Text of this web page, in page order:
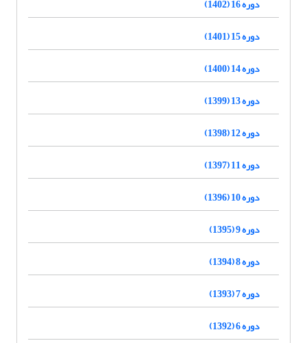
دوره 16 (1402)
دوره 15 (1401)
دوره 14 (1400)
دوره 13 (1399)
دوره 12 (1398)
دوره 11 (1397)
دوره 10 (1396)
دوره 9 (1395)
دوره 8 (1394)
دوره 7 (1393)
دوره 6 (1392)